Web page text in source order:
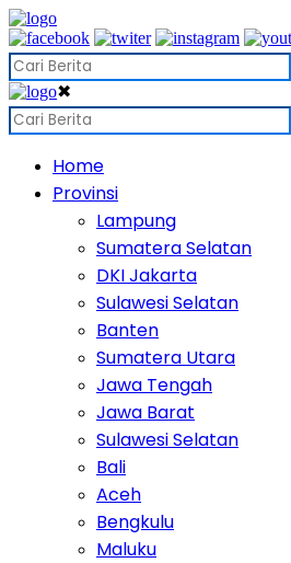
✖
Home
Provinsi
Lampung
Sumatera Selatan
DKI Jakarta
Sulawesi Selatan
Banten
Sumatera Utara
Jawa Tengah
Jawa Barat
Sulawesi Selatan
Bali
Aceh
Bengkulu
Maluku